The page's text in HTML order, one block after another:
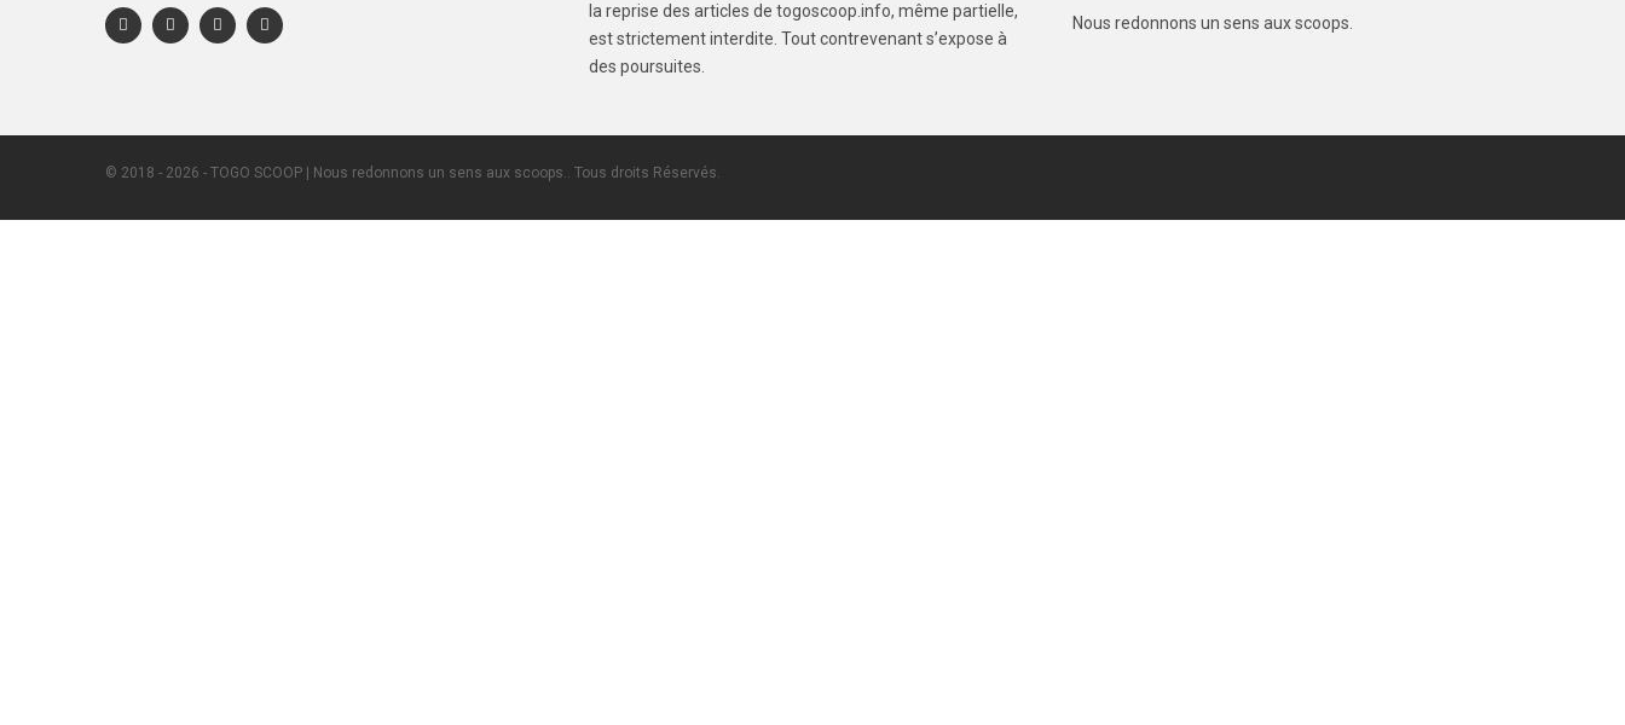
la reprise des articles de togoscoop.info, même partielle,
est strictement interdite. Tout contrevenant s’expose à
des poursuites.
Nous redonnons un sens aux scoops.
© 2018 - 2026 - TOGO SCOOP | Nous redonnons un sens aux scoops.. Tous droits Réservés.